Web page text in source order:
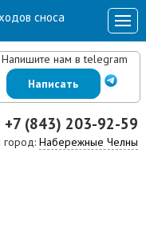
Напишите нам в telegram
Написать
+7 (843) 203-92-59
Набережные Челны
сноса